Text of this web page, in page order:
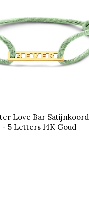
Love Bar Satijnkoord
- 5 Letters 14K Goud